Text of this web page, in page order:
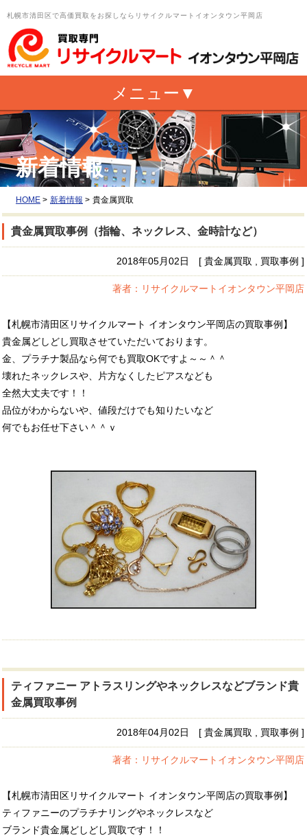
札幌市清田区で高価買取をお探しならリサイクルマートイオンタウン平岡店
新着情報
HOME > 新着情報 > 貴金属買取
貴金属買取事例（指輪、ネックレス、金時計など）
2018年05月02日 [ 貴金属買取 , 買取事例 ]
著者：リサイクルマートイオンタウン平岡店
【札幌市清田区リサイクルマート イオンタウン平岡店の買取事例】
貴金属どしどし買取させていただいております。
金、プラチナ製品なら何でも買取OKですよ～～＾＾
壊れたネックレスや、片方なくしたピアスなども
全然大丈夫です！！
品位がわからないや、値段だけでも知りたいなど
何でもお任せ下さい＾＾ｖ
ティファニー アトラスリングやネックレスなどブランド貴
金属買取事例
2018年04月02日 [ 貴金属買取 , 買取事例 ]
著者：リサイクルマートイオンタウン平岡店
【札幌市清田区リサイクルマート イオンタウン平岡店の買取事例】
ティファニーのプラチナリングやネックレスなど
ブランド貴金属どしどし買取です！！